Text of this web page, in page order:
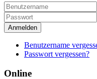
Anmelden
Benutzername
Passwort vergessen?
Online